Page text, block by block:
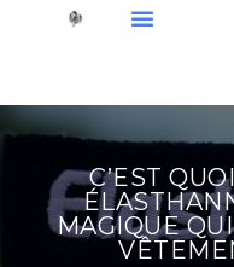
C’EST
MAGIQUE